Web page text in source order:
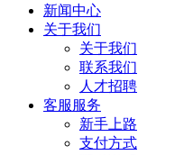
新闻中心
关于我们
关于我们
联系我们
人才招聘
客服服务
新手上路
支付方式